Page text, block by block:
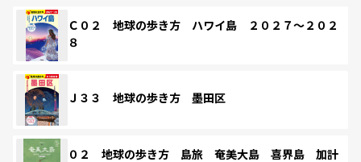
Ｃ０２ 地球の歩き方 ハワイ島 ２０２７～２０２
８
Ｊ３３ 地球の歩き方 墨田区
０２ 地球の歩き方 島旅 奄美大島 喜界島 加計